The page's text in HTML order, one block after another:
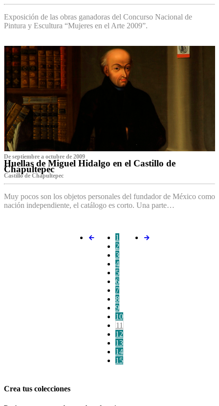
Exposición de las obras ganadoras del Concurso Nacional de
Pintura y Escultura “Mujeres en el Arte 2009”.
De septiembre a octubre de 2009
Huellas de Miguel Hidalgo en el Castillo de
Chapultepec
Castillo de Chapultepec
Muy pocos son los objetos personales del fundador de México como
nación independiente, el catálogo es corto. Una parte…
1
2
3
4
5
6
7
8
9
10
11
12
13
14
15
Crea tus colecciones